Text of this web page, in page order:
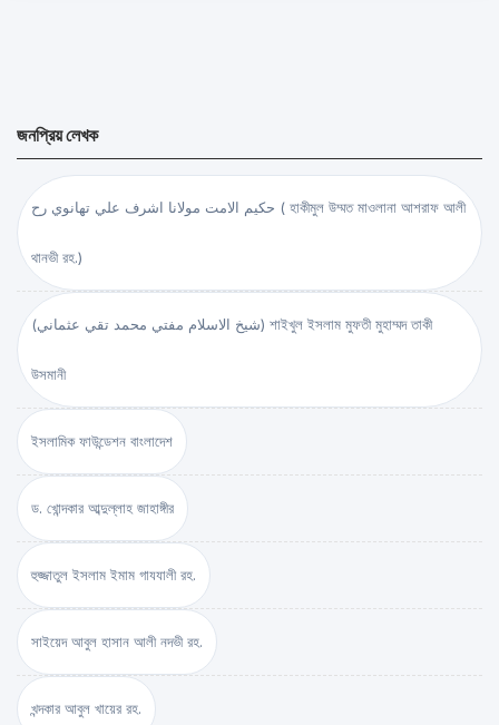
জনপ্রিয় লেখক
حكيم الامت مولانا اشرف علي تهانوي رح ( হাকীমুল উম্মত মাওলানা আশরাফ আলী
থানভী রহ.)
(شيخ الاسلام مفتي محمد تقي عثماني) শাইখুল ইসলাম মুফতী মুহাম্মদ তাকী
উসমানী
ইসলামিক ফাউন্ডেশন বাংলাদেশ
ড. খোন্দকার আব্দুল্লাহ জাহাঙ্গীর
হুজ্জাতুল ইসলাম ইমাম গাযযালী রহ.
সাইয়েদ আবুল হাসান আলী নদভী রহ.
খন্দকার আবুল খায়ের রহ.